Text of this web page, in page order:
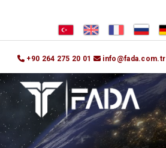
+90 264 275 20 01 info@fada.com.tr